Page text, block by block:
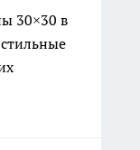
30×30 в